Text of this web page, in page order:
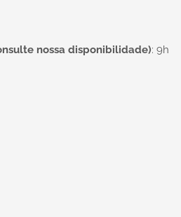
nossa disponibilidade): 9h